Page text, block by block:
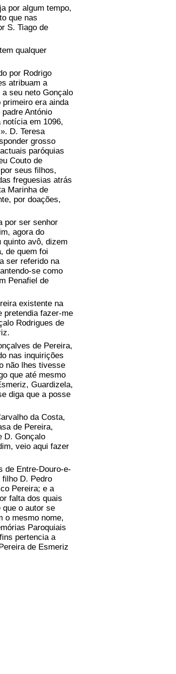
por algum tempo,
que nas
S. Tiago de
qualquer
por Rodrigo
atribuam a
seu neto Gonçalo
era ainda
António
em 1096,
D. Teresa
grosso
paróquias
Couto de
seus filhos,
freguesias atrás
Marinha de
por doações,
por ser senhor
agora do
quinto avô, dizem
de quem foi
ser referido na
se como
Penafiel de
existente na
pretendia fazer-me
Rodrigues de
de Pereira,
nas inquirições
não lhes tivesse
que até mesmo
Guardizela,
diga que a posse
da Costa,
de Pereira,
D. Gonçalo
veio aqui fazer
de Entre-Douro-e-
D. Pedro
Pereira; e a
falta dos quais
que o autor se
o mesmo nome,
Paroquiais
pertencia a
de Esmeriz